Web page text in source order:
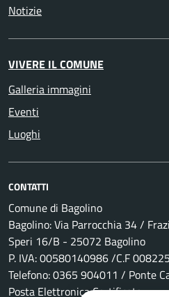
Notizie
VIVERE IL COMUNE
Galleria immagini
Eventi
Luoghi
CONTATTI
Comune di Bagolino
Bagolino: Via Parrocchia 34 /
Speri 16/B - 25072 Bagolino
P. IVA: 00580140986 /C.F
Telefono: 0365 904011 / Ponte
Posta Elettronica Certificata: